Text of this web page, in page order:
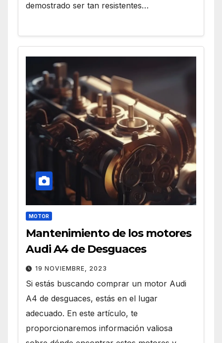
demostrado ser tan resistentes…
MOTOR
Mantenimiento de los motores
Audi A4 de Desguaces
19 NOVIEMBRE, 2023
Si estás buscando comprar un motor Audi
A4 de desguaces, estás en el lugar
adecuado. En este artículo, te
proporcionaremos información valiosa